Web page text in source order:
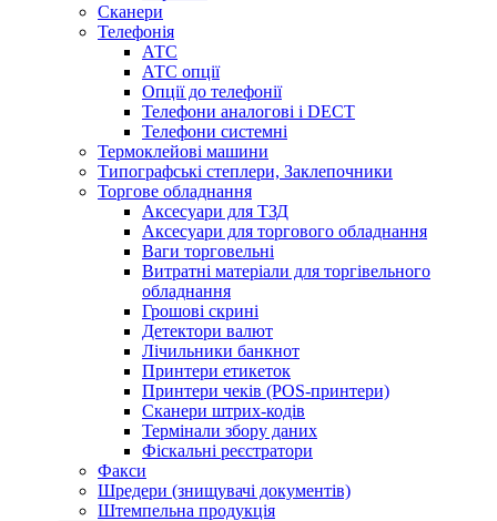
Сканери
Телефонія
АТС
АТС опції
Опції до телефонії
Телефони аналогові і DECT
Телефони системні
Термоклейові машини
Типографські степлери, Заклепочники
Торгове обладнання
Аксесуари для ТЗД
Аксесуари для торгового обладнання
Ваги торговельні
Витратні матеріали для торгівельного
обладнання
Грошові скрині
Детектори валют
Лічильники банкнот
Принтери етикеток
Принтери чеків (POS-принтери)
Сканери штрих-кодів
Термінали збору даних
Фіскальні реєстратори
Факси
Шредери (знищувачі документів)
Штемпельна продукція